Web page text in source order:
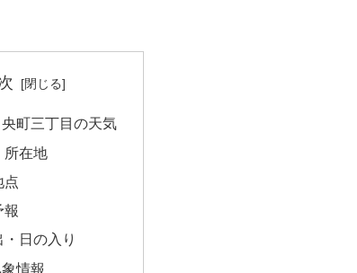
町三丁目の天気
所在地
点
報
日の入り
情報